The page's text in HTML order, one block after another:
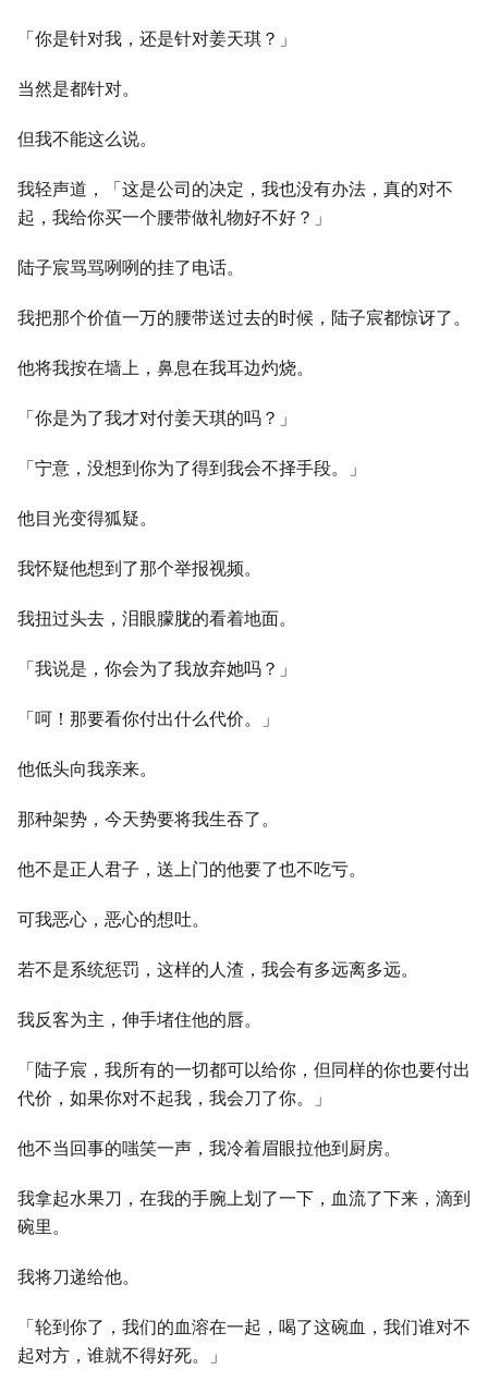
「你是针对我，还是针对姜天琪？」
当然是都针对。
但我不能这么说。
我轻声道，「这是公司的决定，我也没有办法，真的对不
起，我给你买一个腰带做礼物好不好？」
陆子宸骂骂咧咧的挂了电话。
我把那个价值一万的腰带送过去的时候，陆子宸都惊讶了。
他将我按在墙上，鼻息在我耳边灼烧。
「你是为了我才对付姜天琪的吗？」
「宁意，没想到你为了得到我会不择手段。」
他目光变得狐疑。
我怀疑他想到了那个举报视频。
我扭过头去，泪眼朦胧的看着地面。
「我说是，你会为了我放弃她吗？」
「呵！那要看你付出什么代价。」
他低头向我亲来。
那种架势，今天势要将我生吞了。
他不是正人君子，送上门的他要了也不吃亏。
可我恶心，恶心的想吐。
若不是系统惩罚，这样的人渣，我会有多远离多远。
我反客为主，伸手堵住他的唇。
「陆子宸，我所有的一切都可以给你，但同样的你也要付出
代价，如果你对不起我，我会刀了你。」
他不当回事的嗤笑一声，我冷着眉眼拉他到厨房。
我拿起水果刀，在我的手腕上划了一下，血流了下来，滴到
碗里。
我将刀递给他。
「轮到你了，我们的血溶在一起，喝了这碗血，我们谁对不
起对方，谁就不得好死。」